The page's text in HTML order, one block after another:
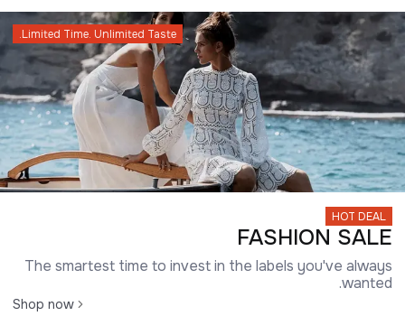
Limited Time. Unlimited Taste.
HOT DEAL
FASHION SALE
The smartest time to invest in the labels you've always
wanted.
Shop now